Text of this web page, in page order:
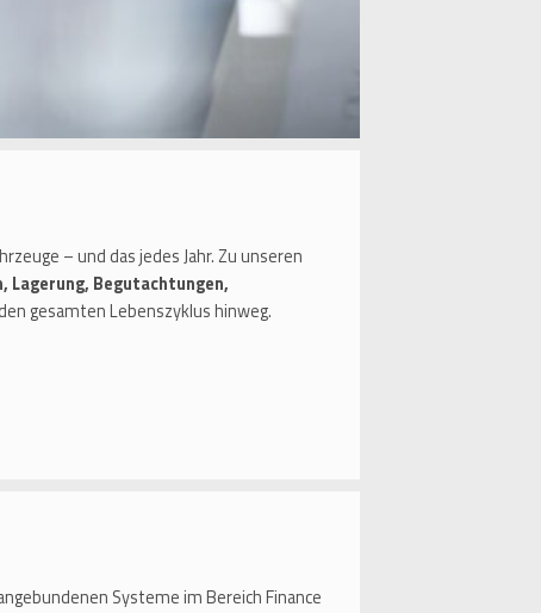
– und das jedes Jahr. Zu unseren
Begutachtungen,
gesamten Lebenszyklus hinweg.
Systeme im Bereich Finance